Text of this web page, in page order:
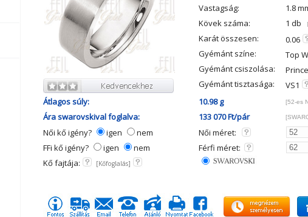
Vastagság:
1.8
Kövek száma:
1 db
Karát összesen:
0.06
Gyémánt színe:
Top
Gyémánt csiszolása:
Gyémánt tisztasága:
VS1
Átlagos súly:
10.98 g [52-es
Ára swarovskival foglalva: 133 070 Ft/pár
Női kő igény? igen nem
Női méret:
FFi kő igény?
igen nem
Férfi méret:
Kő fajtája:
[Kőfoglalás]